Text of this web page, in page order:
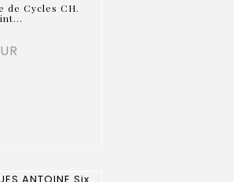
de Cycles CH.